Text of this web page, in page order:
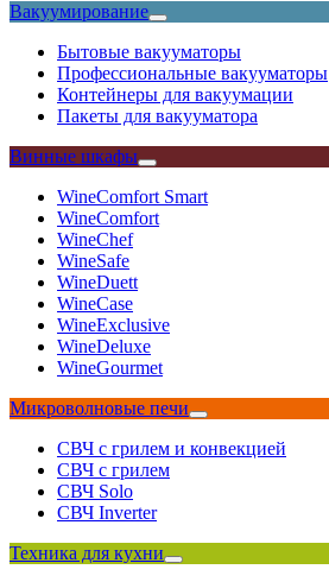
Вакуумирование
Бытовые вакууматоры
Профессиональные вакууматоры
Контейнеры для вакуумации
Пакеты для вакууматора
Винные шкафы
WineComfort Smart
WineComfort
WineChef
WineSafe
WineDuett
WineCase
WineExclusive
WineDeluxe
WineGourmet
Микроволновые печи
СВЧ с грилем и конвекцией
СВЧ с грилем
СВЧ Solo
СВЧ Inverter
Техника для кухни